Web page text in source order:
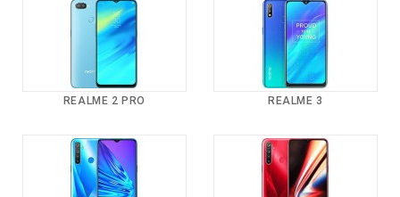
REALME 2 PRO REALME 3